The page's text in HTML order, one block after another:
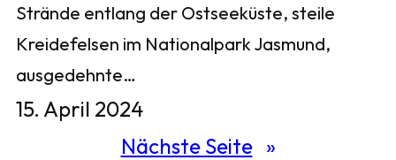
Strände entlang der Ostseeküste, steile
Kreidefelsen im Nationalpark Jasmund,
ausgedehnte…
15. April 2024
Nächste Seite »